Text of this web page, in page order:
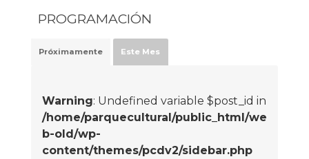
PROGRAMACIÓN
Próximamente Este Mes
Warning: Undefined variable $post_id in
/home/parquecultural/public_html/we
b-old/wp-
content/themes/pcdv2/sidebar.php